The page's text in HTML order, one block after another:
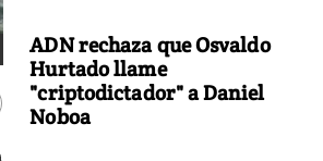
ADN rechaza que Osvaldo
Hurtado llame
"criptodictador" a Daniel
Noboa